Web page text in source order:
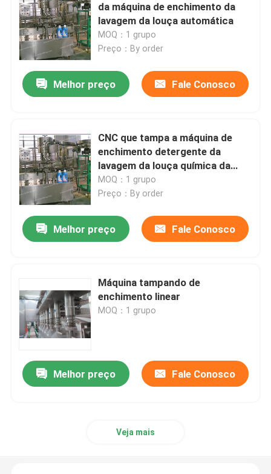
da máquina de enchimento da
lavagem da louça automática
MOQ：1 grupo
Preço：By order
Melhor preço Fale Conosco
CNC que tampa a máquina de
enchimento detergente da
lavagem da louça química da
máquina de enchimento
MOQ：1 grupo
Preço：By order
Melhor preço Fale Conosco
Máquina tampando de
enchimento linear
MOQ：1 grupo
Melhor preço Fale Conosco
Veja mais